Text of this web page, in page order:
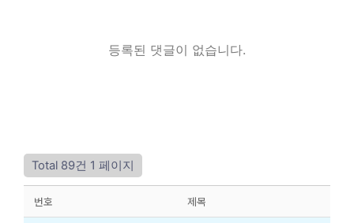
등록된 댓글이 없습니다.
Total 89건 1 페이지
번호 제목